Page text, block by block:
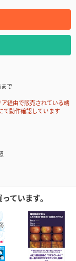
で
経由で販売されている端
て動作確認しています
ています。